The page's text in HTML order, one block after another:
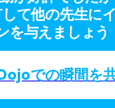
て他の先生に
を与えましょう
での瞬間を